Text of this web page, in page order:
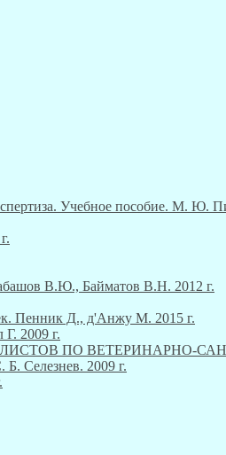
Учебное пособие. М. Ю.
В.Ю., Байматов В.Н. 2012 г.
Пенник Д., д'Анжу М. 2015 г.
2009 г.
ПО ВЕТЕРИНАРНО-
Селезнев. 2009 г.